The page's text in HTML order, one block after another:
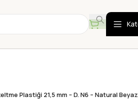
Plastiği 21,5 mm – D. N6 – Natural